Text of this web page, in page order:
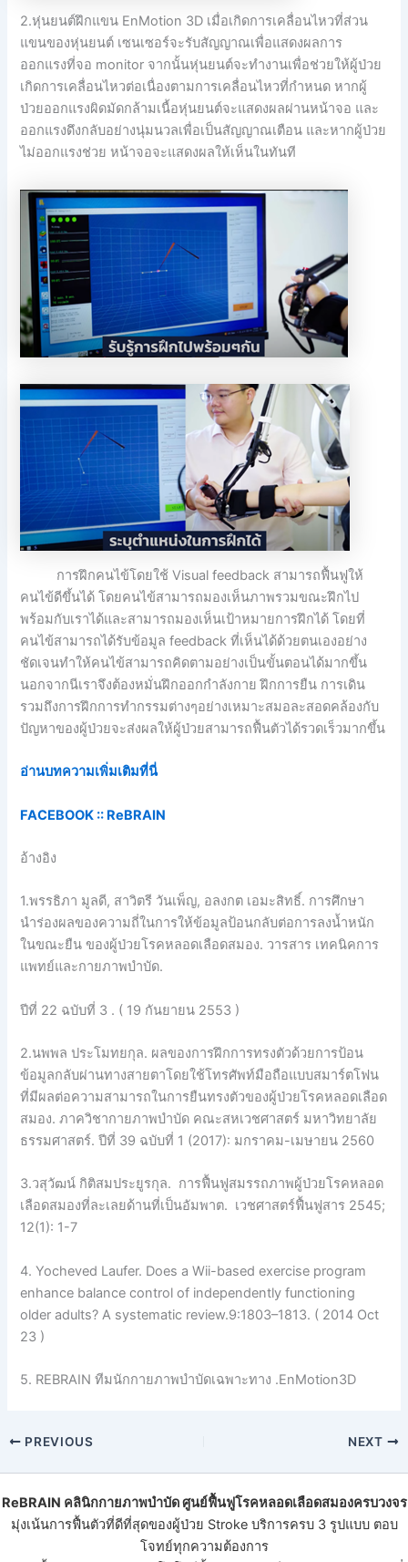
2.หุ่นยนต์ฝึกแขน EnMotion 3D เมื่อเกิดการเคลื่อนไหวที่ส่วน
แขนของหุ่นยนต์ เซนเซอร์จะรับสัญญาณเพื่อแสดงผลการ
ออกแรงที่จอ monitor จากนั้นหุ่นยนต์จะทำงานเพื่อช่วยให้ผู้ป่วย
เกิดการเคลื่อนไหวต่อเนื่องตามการเคลื่อนไหวที่กำหนด หากผู้
ป่วยออกแรงผิดมัดกล้ามเนื้อหุ่นยนต์จะแสดงผลผ่านหน้าจอ และ
ออกแรงดึงกลับอย่างนุ่มนวลเพื่อเป็นสัญญาณเตือน และหากผู้ป่วย
ไม่ออกแรงช่วย หน้าจอจะแสดงผลให้เห็นในทันที
การฝึกคนไข้โดยใช้ Visual feedback สามารถฟื้นฟูให้
คนไข้ดีขึ้นได้ โดยคนไข้สามารถมองเห็นภาพรวมขณะฝึกไป
พร้อมกับเราได้และสามารถมองเห็นเป้าหมายการฝึกได้ โดยที่
คนไข้สามารถได้รับข้อมูล feedback ที่เห็นได้ด้วยตนเองอย่าง
ชัดเจนทำให้คนไข้สามารถคิดตามอย่างเป็นขั้นตอนได้มากขึ้น
นอกจากนีเราจึงต้องหมั่นฝึกออกกำลังกาย ฝึกการยืน การเดิน
รวมถึงการฝึกการทำกรรมต่างๆอย่างเหมาะสมอละสอดคล้องกับ
ปัญหาของผู้ป่วยจะส่งผลให้ผู้ป่วยสามารถฟื้นตัวได้รวดเร็วมากขึ้น
อ่านบทความเพิ่มเติมที่นี่
FACEBOOK :: ReBRAIN
อ้างอิง
1.พรรธิภา มูลดี, สาวิตรี วันเพ็ญ, อลงกต เอมะสิทธิ์. การศึกษา
นำร่องผลของความถี่ในการให้ข้อมูลป้อนกลับต่อการลงนํ้าหนัก
ในขณะยืน ของผู้ป่วยโรคหลอดเลือดสมอง. วารสาร เทคนิคการ
แพทย์และกายภาพบำบัด.
ปีที่ 22 ฉบับที่ 3 . ( 19 กันยายน 2553 )
2.นพพล ประโมทยกุล. ผลของการฝึกการทรงตัวด้วยการป้อน
ข้อมูลกลับผ่านทางสายตาโดยใช้โทรศัพท์มือถือแบบสมาร์ตโฟน
ที่มีผลต่อความสามารถในการยืนทรงตัวของผู้ป่วยโรคหลอดเลือด
สมอง. ภาควิชากายภาพบำบัด คณะสหเวชศาสตร์ มหาวิทยาลัย
ธรรมศาสตร์. ปีที่ 39 ฉบับที่ 1 (2017): มกราคม-เมษายน 2560
3.วสุวัฒน์ กิติสมประยูรกุล. การฟื้นฟูสมรรถภาพผู้ป่วยโรคหลอด
เลือดสมองที่ละเลยด้านที่เป็นอัมพาต. เวชศาสตร์ฟื้นฟูสาร 2545;
12(1): 1-7
4. Yocheved Laufer. Does a Wii-based exercise program
enhance balance control of independently functioning
older adults? A systematic review.9:1803–1813. ( 2014 Oct
23 )
5. REBRAIN ทีมนักกายภาพบำบัดเฉพาะทาง .EnMotion3D
PREVIOUS NEXT
ReBRAIN คลินิกกายภาพบําบัดศูนย์ฟื้นฟูโรคหลอดเลือดสมองครบวงจร
มุ่งเน้นการฟื้นตัวที่ดีที่สุดของผู้ป่วย Strokeบริการครบ 3 รูปแบบ ตอบ
โจทย์ทุกความต้องการ